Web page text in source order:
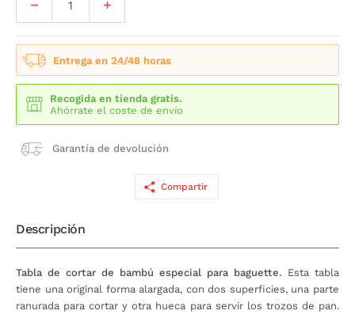
Entrega en 24/48 horas
Recogida en tienda gratis.
Ahórrate el coste de envío
Garantía de devolución
Compartir
Descripción
Tabla de cortar de bambú especial para baguette. Esta tabla
tiene una original forma alargada, con dos superficies, una parte
ranurada para cortar y otra hueca para servir los trozos de pan.